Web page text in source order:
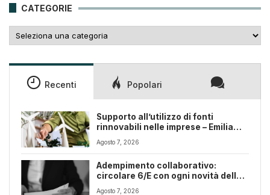
CATEGORIE
Recenti Popolari
Supporto all’utilizzo di fonti
rinnovabili nelle imprese – Emilia
Romagna
Agosto 7, 2026
Adempimento collaborativo:
circolare 6/E con ogni novità della
riforma fiscale
Agosto 7, 2026